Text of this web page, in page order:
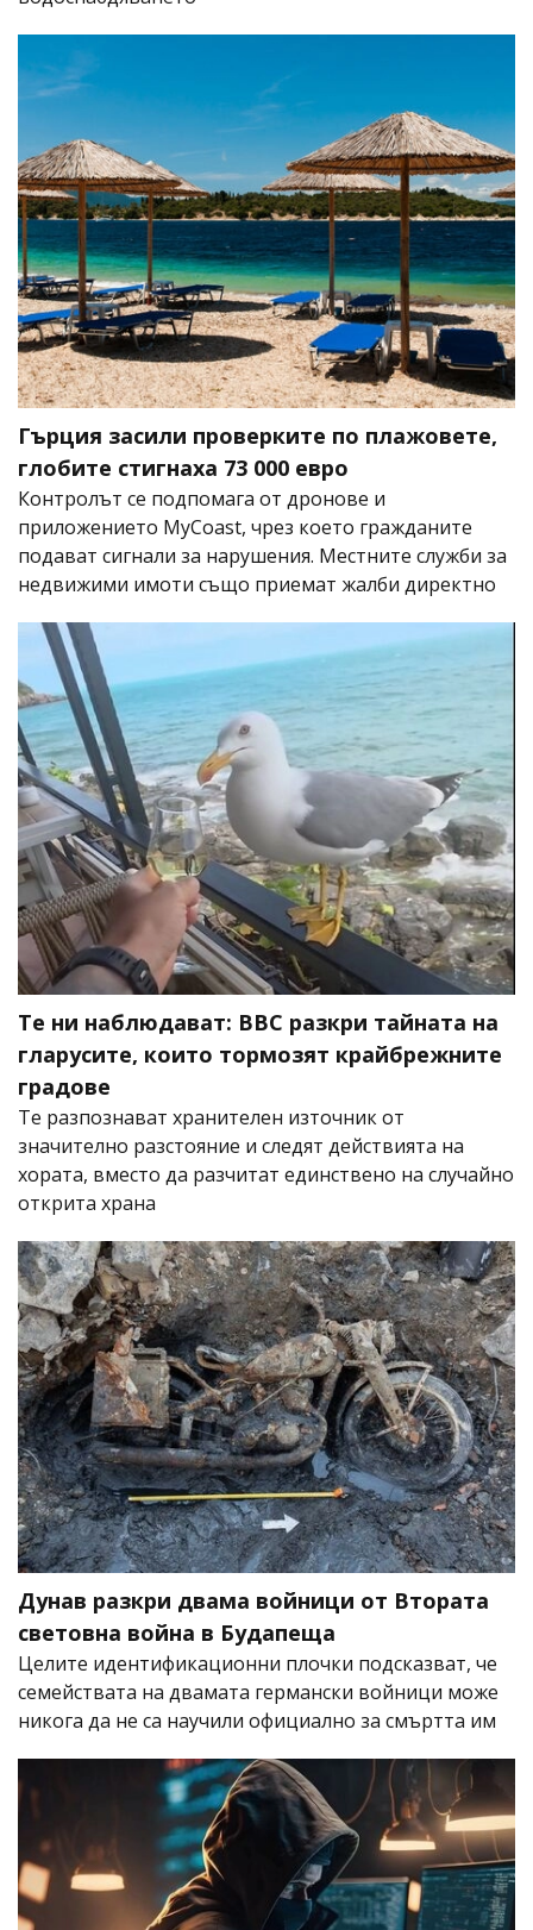
Гърция засили проверките по плажовете,
глобите стигнаха 73 000 евро
Контролът се подпомага от дронове и
приложението MyCoast, чрез което гражданите
подават сигнали за нарушения. Местните служби за
недвижими имоти също приемат жалби директно
Те ни наблюдават: BBC разкри тайната на
гларусите, които тормозят крайбрежните
градове
Те разпознават хранителен източник от
значително разстояние и следят действията на
хората, вместо да разчитат единствено на случайно
открита храна
Дунав разкри двама войници от Втората
световна война в Будапеща
Целите идентификационни плочки подсказват, че
семействата на двамата германски войници може
никога да не са научили официално за смъртта им